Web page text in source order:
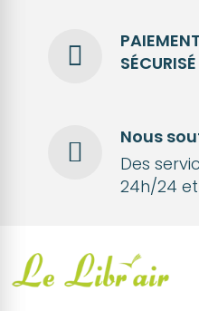
SÉCURISÉ
Nous
Des
24h/24